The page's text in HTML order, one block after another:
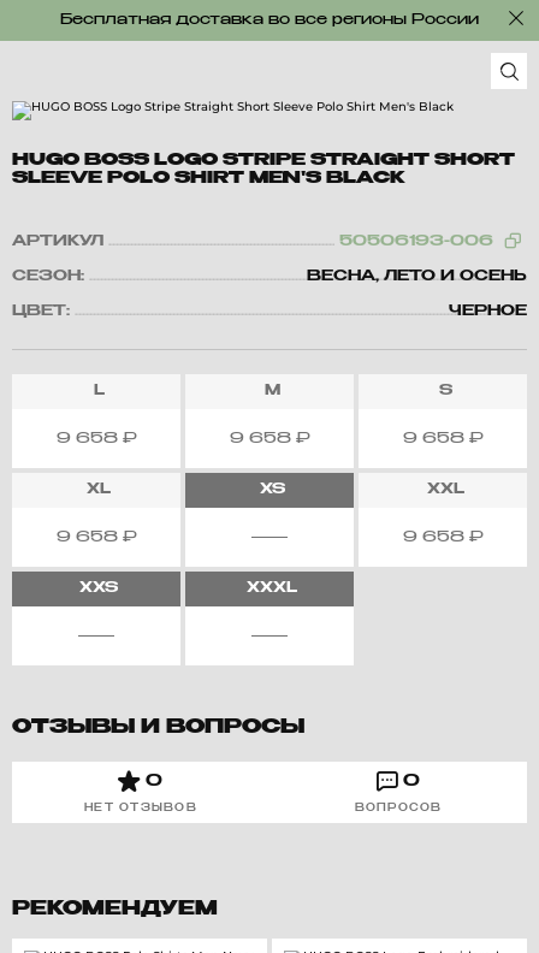
Бесплатная доставка во все регионы России
HUGO BOSS LOGO STRIPE STRAIGHT SHORT
SLEEVE POLO SHIRT MEN'S BLACK
АРТИКУЛ 50506193-006
СЕЗОН: ВЕСНА, ЛЕТО И ОСЕНЬ
ЦВЕТ: ЧЕРНОЕ
L
9 658 ₽
M
9 658 ₽
S
9 658 ₽
XL
9 658 ₽
XS XXL
9 658 ₽
XXS XXXL
ОТЗЫВЫ И ВОПРОСЫ
0
НЕТ ОТЗЫВОВ
0
ВОПРОСОВ
РЕКОМЕНДУЕМ